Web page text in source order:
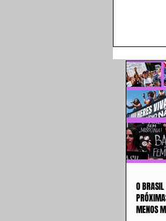
O
MENOS